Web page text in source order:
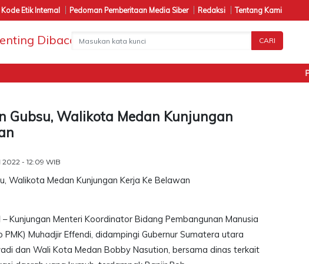
Kode Etik Internal Pedoman Pemberitaan Media Siber Redaksi Tentang Kami
CARI
Gubsu, Walikota Medan Kunjungan
- 12:09 WIB
Kunjungan Menteri Koordinator Bidang Pembangunan Manusia
PMK) Muhadjir Effendi, didampingi Gubernur Sumatera utara
dan Wali Kota Medan Bobby Nasution, bersama dinas terkait